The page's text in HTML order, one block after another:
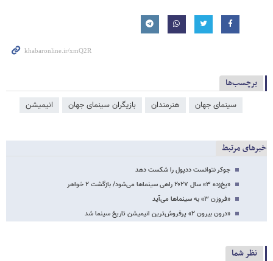
برچسب‌ها
سینمای جهان هنرمندان بازیگران سینمای جهان انیمیشن
خبرهای مرتبط
جوکر نتوانست ددپول را شکست دهد
«یخ‌زده ۳» سال ۲۰۲۷ راهی سینماها می‌شود/ بازگشت ۲ خواهر
«فروزن ۳» به سینماها می‌آید
«درون بیرون ۲» پرفروش‌ترین انیمیشن تاریخ سینما شد
نظر شما